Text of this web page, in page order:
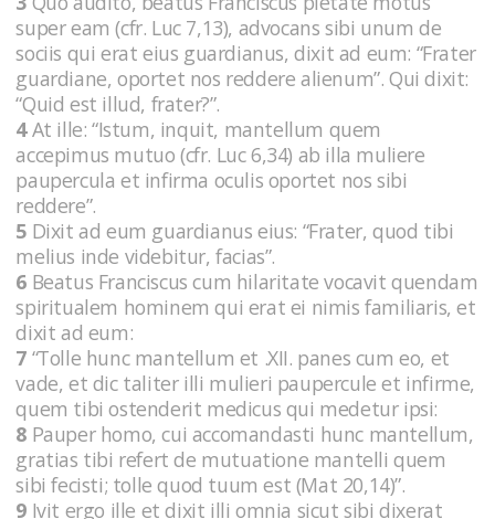
super eam (cfr. Luc 7,13), advocans sibi unum de
sociis qui erat eius guardianus, dixit ad eum: “Frater
guardiane, oportet nos reddere alienum”. Qui dixit:
“Quid est illud, frater?”.
4At ille: “Istum, inquit, mantellum quem
accepimus mutuo (cfr. Luc 6,34) ab illa muliere
paupercula et infirma oculis oportet nos sibi
reddere”.
5 Dixit ad eum guardianus eius: “Frater, quod tibi
melius inde videbitur, facias”.
6 Beatus Franciscus cum hilaritate vocavit quendam
spiritualem hominem qui erat ei nimis familiaris, et
dixit ad eum:
7 “Tolle hunc mantellum et .XII. panes cum eo, et
vade, et dic taliter illi mulieri paupercule et infirme,
quem tibi ostenderit medicus qui medetur ipsi:
8 Pauper homo, cui accomandasti hunc mantellum,
gratias tibi refert de mutuatione mantelli quem
sibi fecisti; tolle quod tuum est (Mat 20,14)”.
9 Ivit ergo ille et dixit illi omnia sicut sibi dixerat